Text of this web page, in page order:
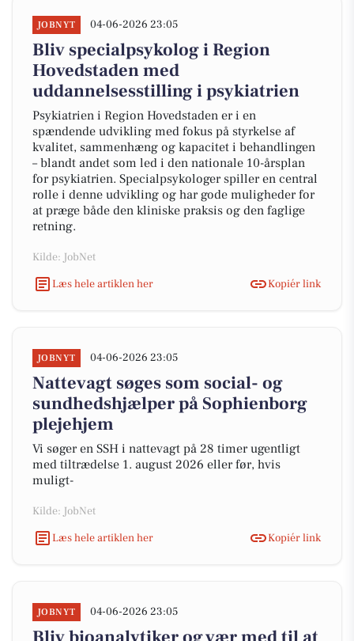
JOBNYT 04-06-2026 23:05
Bliv specialpsykolog i Region
Hovedstaden med
uddannelsesstilling i psykiatrien
Psykiatrien i Region Hovedstaden er i en
spændende udvikling med fokus på styrkelse af
kvalitet, sammenhæng og kapacitet i behandlingen
– blandt andet som led i den nationale 10-årsplan
for psykiatrien. Specialpsykologer spiller en central
rolle i denne udvikling og har gode muligheder for
at præge både den kliniske praksis og den faglige
retning.
Kilde: JobNet
Læs hele artiklen her
Kopiér link
JOBNYT 04-06-2026 23:05
Nattevagt søges som social- og
sundhedshjælper på Sophienborg
plejehjem
Vi søger en SSH i nattevagt på 28 timer ugentligt
med tiltrædelse 1. august 2026 eller før, hvis
muligt-
Kilde: JobNet
Læs hele artiklen her
Kopiér link
JOBNYT 04-06-2026 23:05